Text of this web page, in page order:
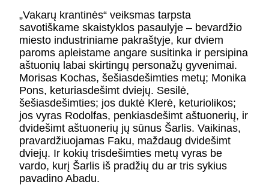
PRISIJUNGTI - + =
„Vakarų krantinės“ veiksmas tarpsta
savotiškame skaistyklos pasaulyje – bevardžio
miesto industriniame pakraštyje, kur dviem
paroms apleistame angare susitinka ir persipina
aštuonių labai skirtingų personažų gyvenimai.
Morisas Kochas, šešiasdešimties metų; Monika
Pons, keturiasdešimt dviejų. Sesilė,
šešiasdešimties; jos duktė Klerė, keturiolikos;
jos vyras Rodolfas, penkiasdešimt aštuonerių, ir
dvidešimt aštuonerių jų sūnus Šarlis. Vaikinas,
pravardžiuojamas Faku, maždaug dvidešimt
dviejų. Ir kokių trisdešimties metų vyras be
vardo, kurį Šarlis iš pradžių du ar tris sykius
pavadino Abadu.